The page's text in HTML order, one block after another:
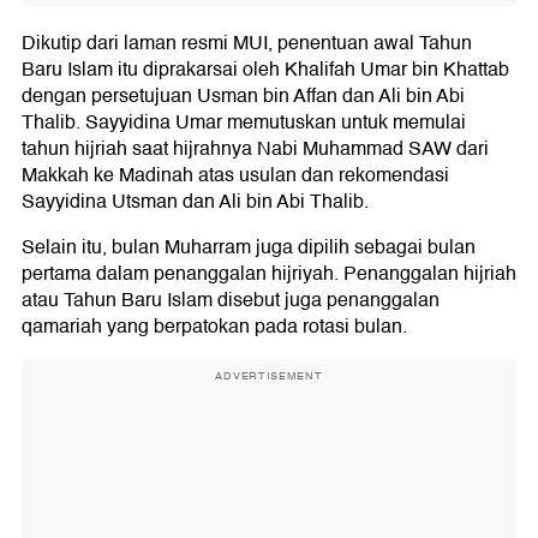
Dikutip dari laman resmi MUI, penentuan awal Tahun
Baru Islam itu diprakarsai oleh Khalifah Umar bin Khattab
dengan persetujuan Usman bin Affan dan Ali bin Abi
Thalib. Sayyidina Umar memutuskan untuk memulai
tahun hijriah saat hijrahnya Nabi Muhammad SAW dari
Makkah ke Madinah atas usulan dan rekomendasi
Sayyidina Utsman dan Ali bin Abi Thalib.
Selain itu, bulan Muharram juga dipilih sebagai bulan
pertama dalam penanggalan hijriyah. Penanggalan hijriah
atau Tahun Baru Islam disebut juga penanggalan
qamariah yang berpatokan pada rotasi bulan.
ADVERTISEMENT